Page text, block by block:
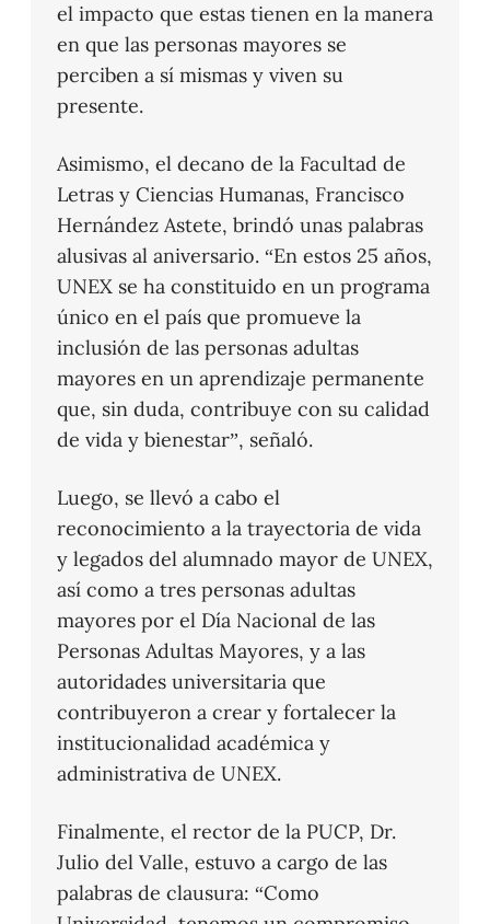
el impacto que estas tienen en la manera
en que las personas mayores se
perciben a sí mismas y viven su
presente.
Asimismo, el decano de la Facultad de
Letras y Ciencias Humanas, Francisco
Hernández Astete, brindó unas palabras
alusivas al aniversario. “En estos 25 años,
UNEX se ha constituido en un programa
único en el país que promueve la
inclusión de las personas adultas
mayores en un aprendizaje permanente
que, sin duda, contribuye con su calidad
de vida y bienestar”, señaló.
Luego, se llevó a cabo el
reconocimiento a la trayectoria de vida
y legados del alumnado mayor de UNEX,
así como a tres personas adultas
mayores por el Día Nacional de las
Personas Adultas Mayores, y a las
autoridades universitaria que
contribuyeron a crear y fortalecer la
institucionalidad académica y
administrativa de UNEX.
Finalmente, el rector de la PUCP, Dr.
Julio del Valle, estuvo a cargo de las
palabras de clausura: “Como